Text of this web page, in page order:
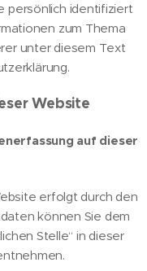
persönlich identifiziert
zum Thema
unter diesem Text
Website
auf dieser
erfolgt durch den
können Sie dem
Stelle“ in dieser